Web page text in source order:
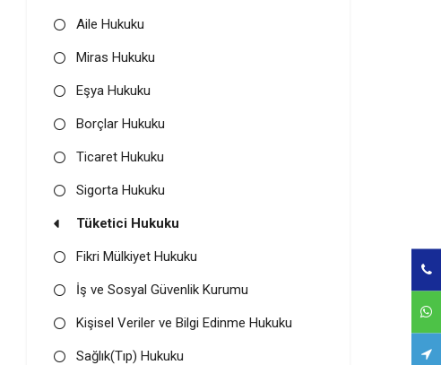
Aile Hukuku
Miras Hukuku
Eşya Hukuku
Borçlar Hukuku
Ticaret Hukuku
Sigorta Hukuku
Tüketici Hukuku
Fikri Mülkiyet Hukuku
İş ve Sosyal Güvenlik Kurumu
Kişisel Veriler ve Bilgi Edinme Hukuku
Sağlık(Tıp) Hukuku